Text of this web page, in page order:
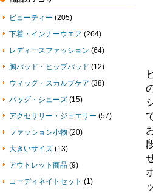
ビューティー (205)
下着・インナーウエア (264)
レディースファッション (64)
胸パッド・ヒップパッド (12)
ウィッグ・スカルプケア (38)
バッグ・シューズ (15)
アクセサリー・ジュエリー (57)
ファッション小物 (20)
大きいサイズ (13)
アウトレット商品 (9)
コーディネイトセット (1)